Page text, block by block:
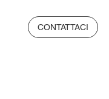
CONTATTACI